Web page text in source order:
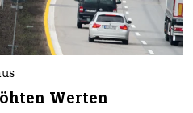
Werten